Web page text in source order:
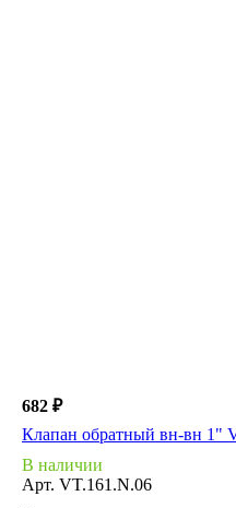
682 ₽
Клапан обратный вн-вн 1"
В наличии
Арт. VT.161.N.06